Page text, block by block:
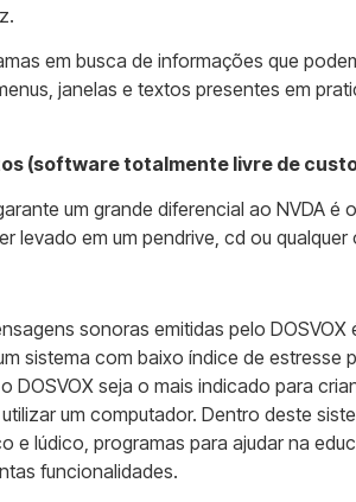
em busca de informações que
janelas e textos presentes em
(software totalmente livre de
um grande diferencial ao NVDA é
levado em um pendrive, cd ou
sonoras emitidas pelo DOSVOX
sistema com baixo índice de estresse
DOSVOX seja o mais indicado para
um computador. Dentro deste
e lúdico, programas para ajudar na
funcionalidades.